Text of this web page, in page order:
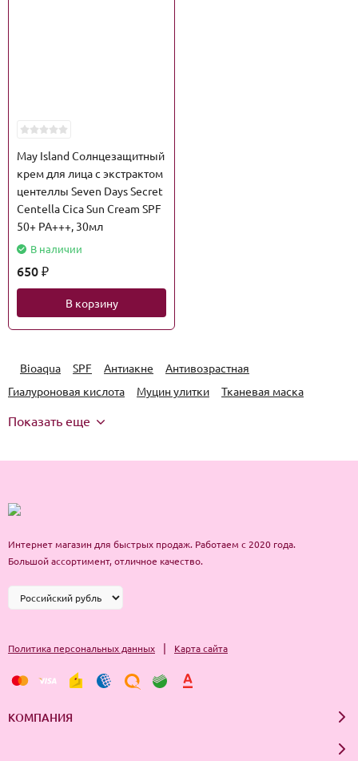
May Island Солнцезащитный
крем для лица с экстрактом
центеллы Seven Days Secret
Centella Cica Sun Cream SPF
50+ PA+++, 30мл
В наличии
650 ₽
В корзину
Bioaqua SPF Антиакне
Антивозрастная
Гиалуроновая кислота
Муцин улитки Тканевая маска
Показать еще
Интернет магазин для быстрых продаж. Работаем с 2020 года.
Большой ассортимент, отличное качество.
Политика персональных данных | Карта сайта
КОМПАНИЯ